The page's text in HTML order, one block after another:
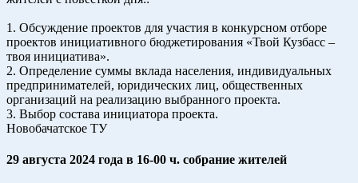
1. Обсуждение проектов для участия в конкурсном отборе
проектов инициативного бюджетирования «Твой Кузбасс –
твоя инициатива».
2. Определение суммы вклада населения, индивидуальных
предпринимателей, юридических лиц, общественных
организаций на реализацию выбранного проекта.
3. Выбор состава инициатора проекта.
Новобачатское ТУ
29 августа 2024 года в 16-00 ч. собрание жителей